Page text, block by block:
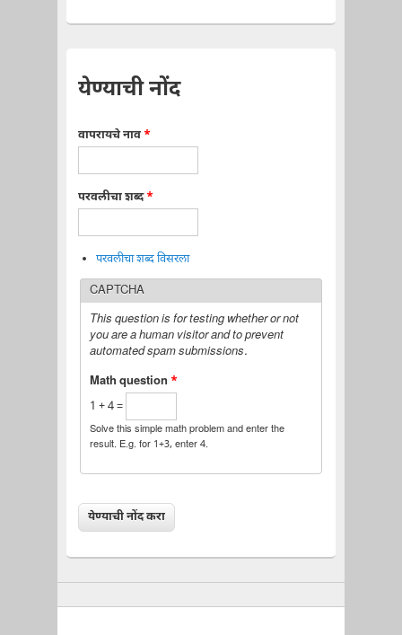
येण्याची नोंद
वापरायचे नाव *
परवलीचा शब्द*
परवलीचा शब्द विसरला
CAPTCHA
This question is for testing whether or not
you are a human visitor and to prevent
automated spam submissions.
Math question *
1 + 4 =
Solve this simple math problem and enter the
result. E.g. for 1+3, enter 4.